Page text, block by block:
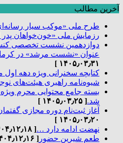
آخرین مطالب
طرح ملی «موکب سیار
رزمایش ملی «خون‌خواهان
دوازدهمین نشست تخصصی
عنوان «نشست مرشد» در
۱۴۰۵٫۰۳٫۳۱ ]
کتابچه سخنرانی ویژه دهه اول
شیوه‌نامه راهبری هیئت‌های
بسته جامع محتوایی محرم
شد.[ ۱۴۰۵٫۰۳٫۲۵ ]
آغاز ثبت‌نام دوره مجازی
۱۴۰۵٫۰۳٫۲۰ ]
نهضت ادامه دارد …[ ۱۴۰۴٫۱۲٫۱۸ ]
طعم شیرین حضور [ ۱۴۰۴٫۱۲٫۱۶ ]